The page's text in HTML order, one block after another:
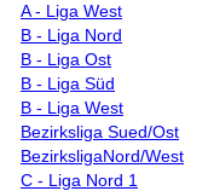
A - Liga West
B - Liga Nord
B - Liga Ost
B - Liga Süd
B - Liga West
Bezirksliga Sued/Ost
BezirksligaNord/West
C - Liga Nord 1